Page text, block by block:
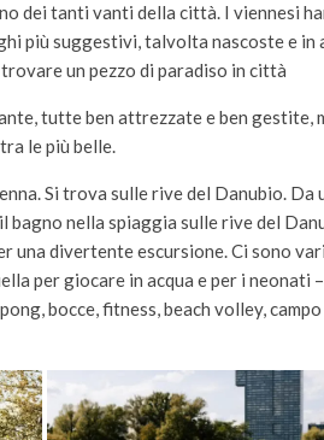
dei tanti vanti della città. I viennesi
più suggestivi, talvolta nascoste e in
un pezzo di paradiso in città
tutte ben attrezzate e ben gestite,
le più belle.
Si trova sulle rive del Danubio. Da
bagno nella spiaggia sulle rive del
divertente escursione. Ci sono
per giocare in acqua e per i neonati
bocce, fitness, beach volley,